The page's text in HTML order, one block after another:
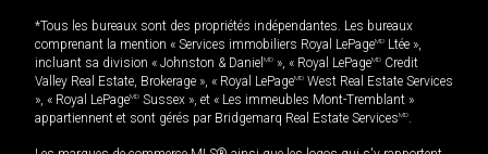
*Tous les bureaux sont des propriétés indépendantes. Les bureaux
comprenant la mention « Services immobiliers Royal LePageMD Ltée »,
incluant sa division « Johnston & Daniel MD », « Royal LePageMD Credit
Valley Real Estate, Brokerage », « Royal LePageMD West Real Estate Services
», « Royal LePageMD Sussex », et « Les immeubles Mont-Tremblant »
appartiennent et sont gérés par Bridgemarq Real Estate ServicesMD.